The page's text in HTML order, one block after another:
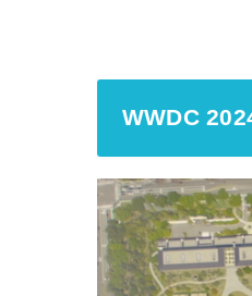
WWDC